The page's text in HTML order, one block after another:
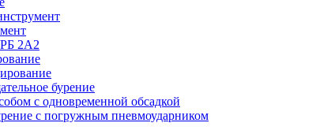
2А2
бурение
с одновременной обсадкой
с погружным пневмоударником